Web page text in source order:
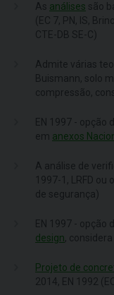
As análises são
(EC 7, PN, IS,
CTE-DB SE-C)
Admite várias
Buismann, solo
compressão,
EN 1997 - opção
em anexos
A análise de
1997-1, LRFD
de segurança)
EN 1997 - opção
design,
Projeto de
2014, EN 1992